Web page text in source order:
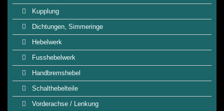
Kupplung
Dichtungen, Simmeringe
Hebelwerk
Fusshebelwerk
Handbremshebel
Schalthebelteile
Vorderachse / Lenkung